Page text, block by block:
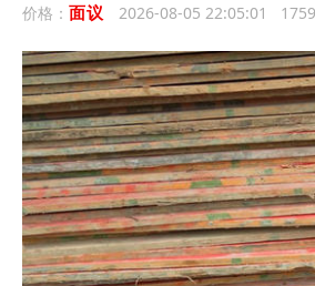
价格： 面议 2026-08-05 22:05:01